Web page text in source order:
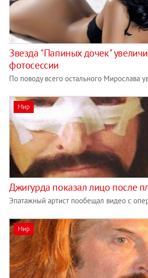
Звезда "Папиных дочек"
фотосессии
По поводу всего остального Мирослава
Мир
Джигурда показал лицо после
Эпатажный артист пообещал видео с
Мир